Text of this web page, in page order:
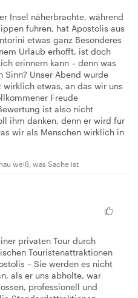
Insel näherbrachte, während
fuhren, hat Apostolis aus
etwas ganz Besonderes
Urlaub erhofft, ist doch
erinnern kann – denn was
Sinn? Unser Abend wurde
etwas, an das wir uns
Freude
ist also nicht
ihm danken, denn er wird für
wir als Menschen wirklich in
weiß, was Sache ist
privaten Tour durch
Touristenattraktionen
– Sie werden es nicht
als er uns abholte, war
professionell und